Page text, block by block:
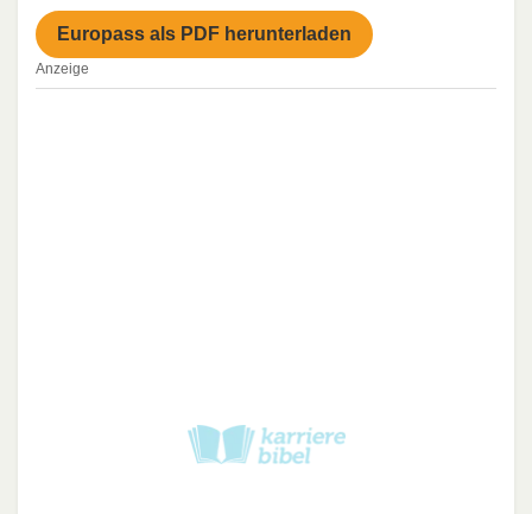
Europass als PDF herunterladen
Anzeige